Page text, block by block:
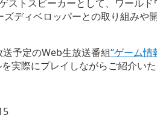
ストスピーカーとして、ワール
ディベロッパーとの取り組み
予定のWeb生放送番組“ゲーム情
実際にプレイしながらご紹介い